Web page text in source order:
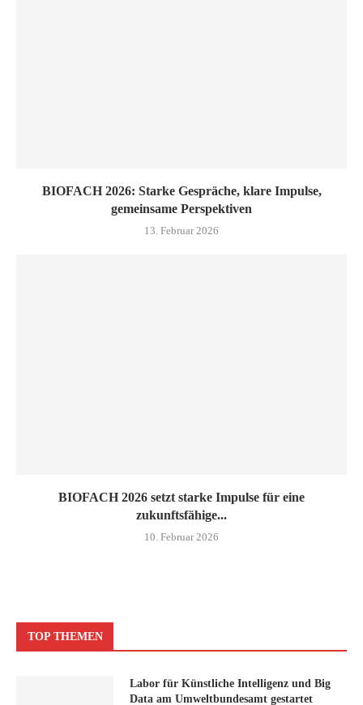
BIOFACH 2026: Starke Gespräche, klare Impulse,
gemeinsame Perspektiven
13. Februar 2026
BIOFACH 2026 setzt starke Impulse für eine
zukunftsfähige...
10. Februar 2026
TOP THEMEN
Labor für Künstliche Intelligenz und Big
Data am Umweltbundesamt gestartet